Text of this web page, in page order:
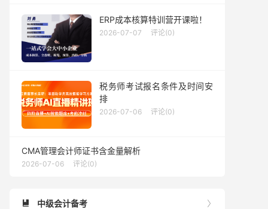
ERP成本核算特训营开课啦！
2026-07-07 评论(0)
税务师考试报名条件及时间安
排
2026-07-06 评论(0)
CMA管理会计师证书含金量解析
2026-07-06 评论(0)

 中级会计备考